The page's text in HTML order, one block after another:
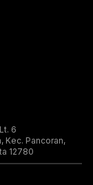
6
Kec. Pancoran,
12780